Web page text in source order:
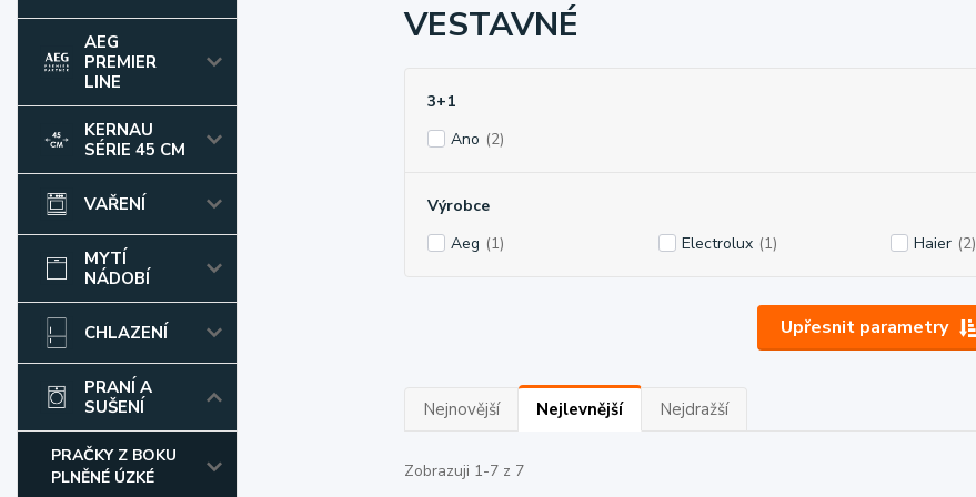
AEG
PREMIER
LINE
KERNAU
SÉRIE 45 CM
VAŘENÍ
MYTÍ
NÁDOBÍ
CHLAZENÍ
PRANÍ A
SUŠENÍ
PRAČKY Z BOKU
PLNĚNÉ ÚZKÉ
VESTAVNÉ
Upřesnit parametry
3+1
Ano (2)
Výrobce
Aeg (1) Electrolux (1) Haier (2)
Nejnovější Nejlevnější Nejdražší
Zobrazuji 1-7 z 7